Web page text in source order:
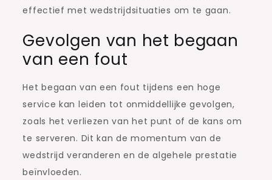
effectief met wedstrijdsituaties om te gaan.
Gevolgen van het begaan
van een fout
Het begaan van een fout tijdens een hoge
service kan leiden tot onmiddellijke gevolgen,
zoals het verliezen van het punt of de kans om
te serveren. Dit kan de momentum van de
wedstrijd veranderen en de algehele prestatie
beïnvloeden.